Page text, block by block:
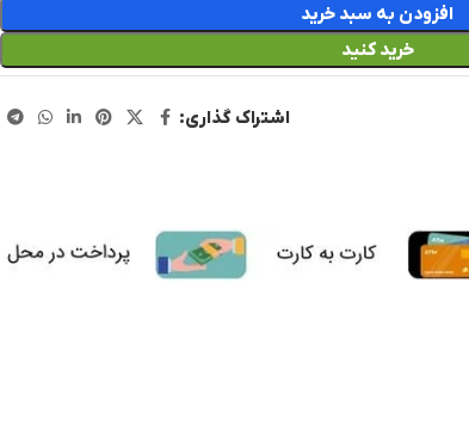
افزودن به سبد خرید
خرید کنید
اشتراک گذاری: